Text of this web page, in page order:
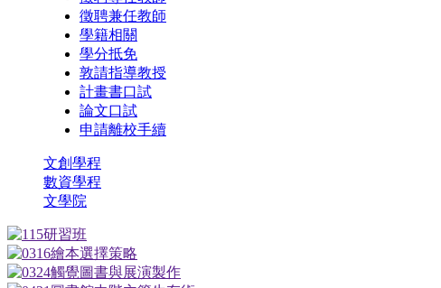
徵聘兼任教師
學籍相關
學分抵免
敦請指導教授
計畫書口試
論文口試
申請離校手續
文創學程
數資學程
文學院